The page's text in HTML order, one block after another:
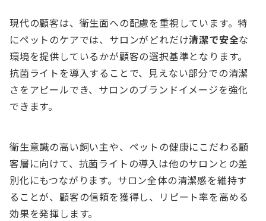
現代の顧客は、衛生面への配慮を重視しています。特
にペットのケアでは、サロンがどれだけ清潔で安全な
環境を提供しているかが顧客の選択基準となります。
抗菌ライトを導入することで、見えない部分での清潔
さをアピールでき、サロンのブランドイメージを強化
できます。
衛生意識の高い飼い主や、ペットの健康にこだわる顧
客層に向けて、抗菌ライトの導入は他のサロンとの差
別化にもつながります。サロン全体の清潔感を維持す
ることが、顧客の信頼を獲得し、リピート率を高める
効果を発揮します。